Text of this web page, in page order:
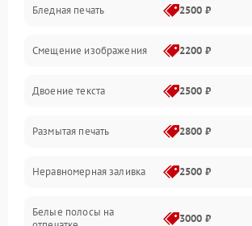
Сканер и копирование
Механика и узлы
Программные сбои
Подключение и интерфейсы
Дисплей и органы управления
Изображение
Бледная печать 2500 ₽
Смещение изображения 2200 ₽
Двоение текста 2500 ₽
Размытая печать 2800 ₽
Неравномерная заливка 2500 ₽
Белые полосы на
3000 ₽